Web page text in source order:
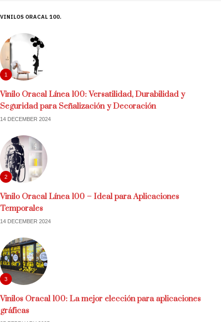
VINILOS ORACAL 100
1
Vinilo Oracal Línea 100: Versatilidad, Durabilidad y
Seguridad para Señalización y Decoración
14 DECEMBER 2024
2
Vinilo Oracal Línea 100 – Ideal para Aplicaciones
Temporales
14 DECEMBER 2024
3
Vinilos Oracal 100: La mejor elección para aplicaciones
gráficas